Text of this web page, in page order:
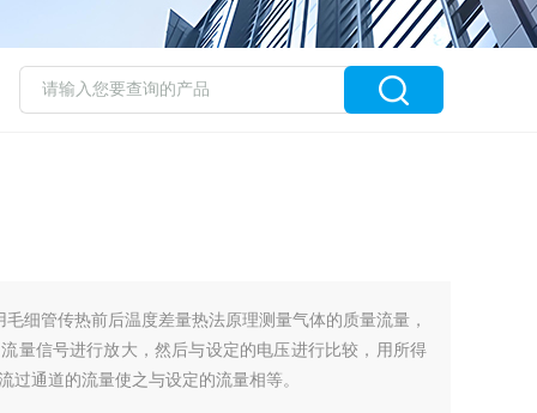
细管传热前后温度差量热法原理测量气体的质量流量，
量信号进行放大，然后与设定的电压进行比较，用所得
通道的流量使之与设定的流量相等。